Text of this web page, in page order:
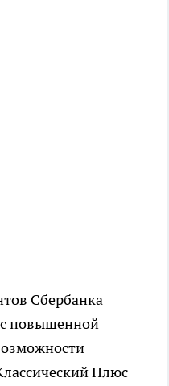
Сбербанка
повышенной
Плюс